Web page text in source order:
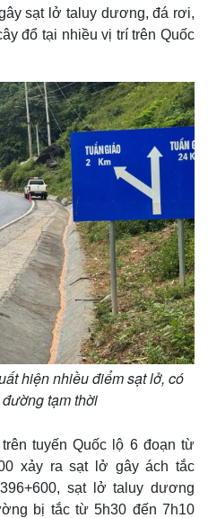
sạt lở taluy dương, đá rơi,
đổ tại nhiều vị trí trên Quốc
hiện nhiều điểm sạt lở, có
tạm thời
tuyến Quốc lộ 6 đoạn từ
xảy ra sạt lở gây ách tắc
sạt lở taluy dương
bị tắc từ 5h30 đến 7h10